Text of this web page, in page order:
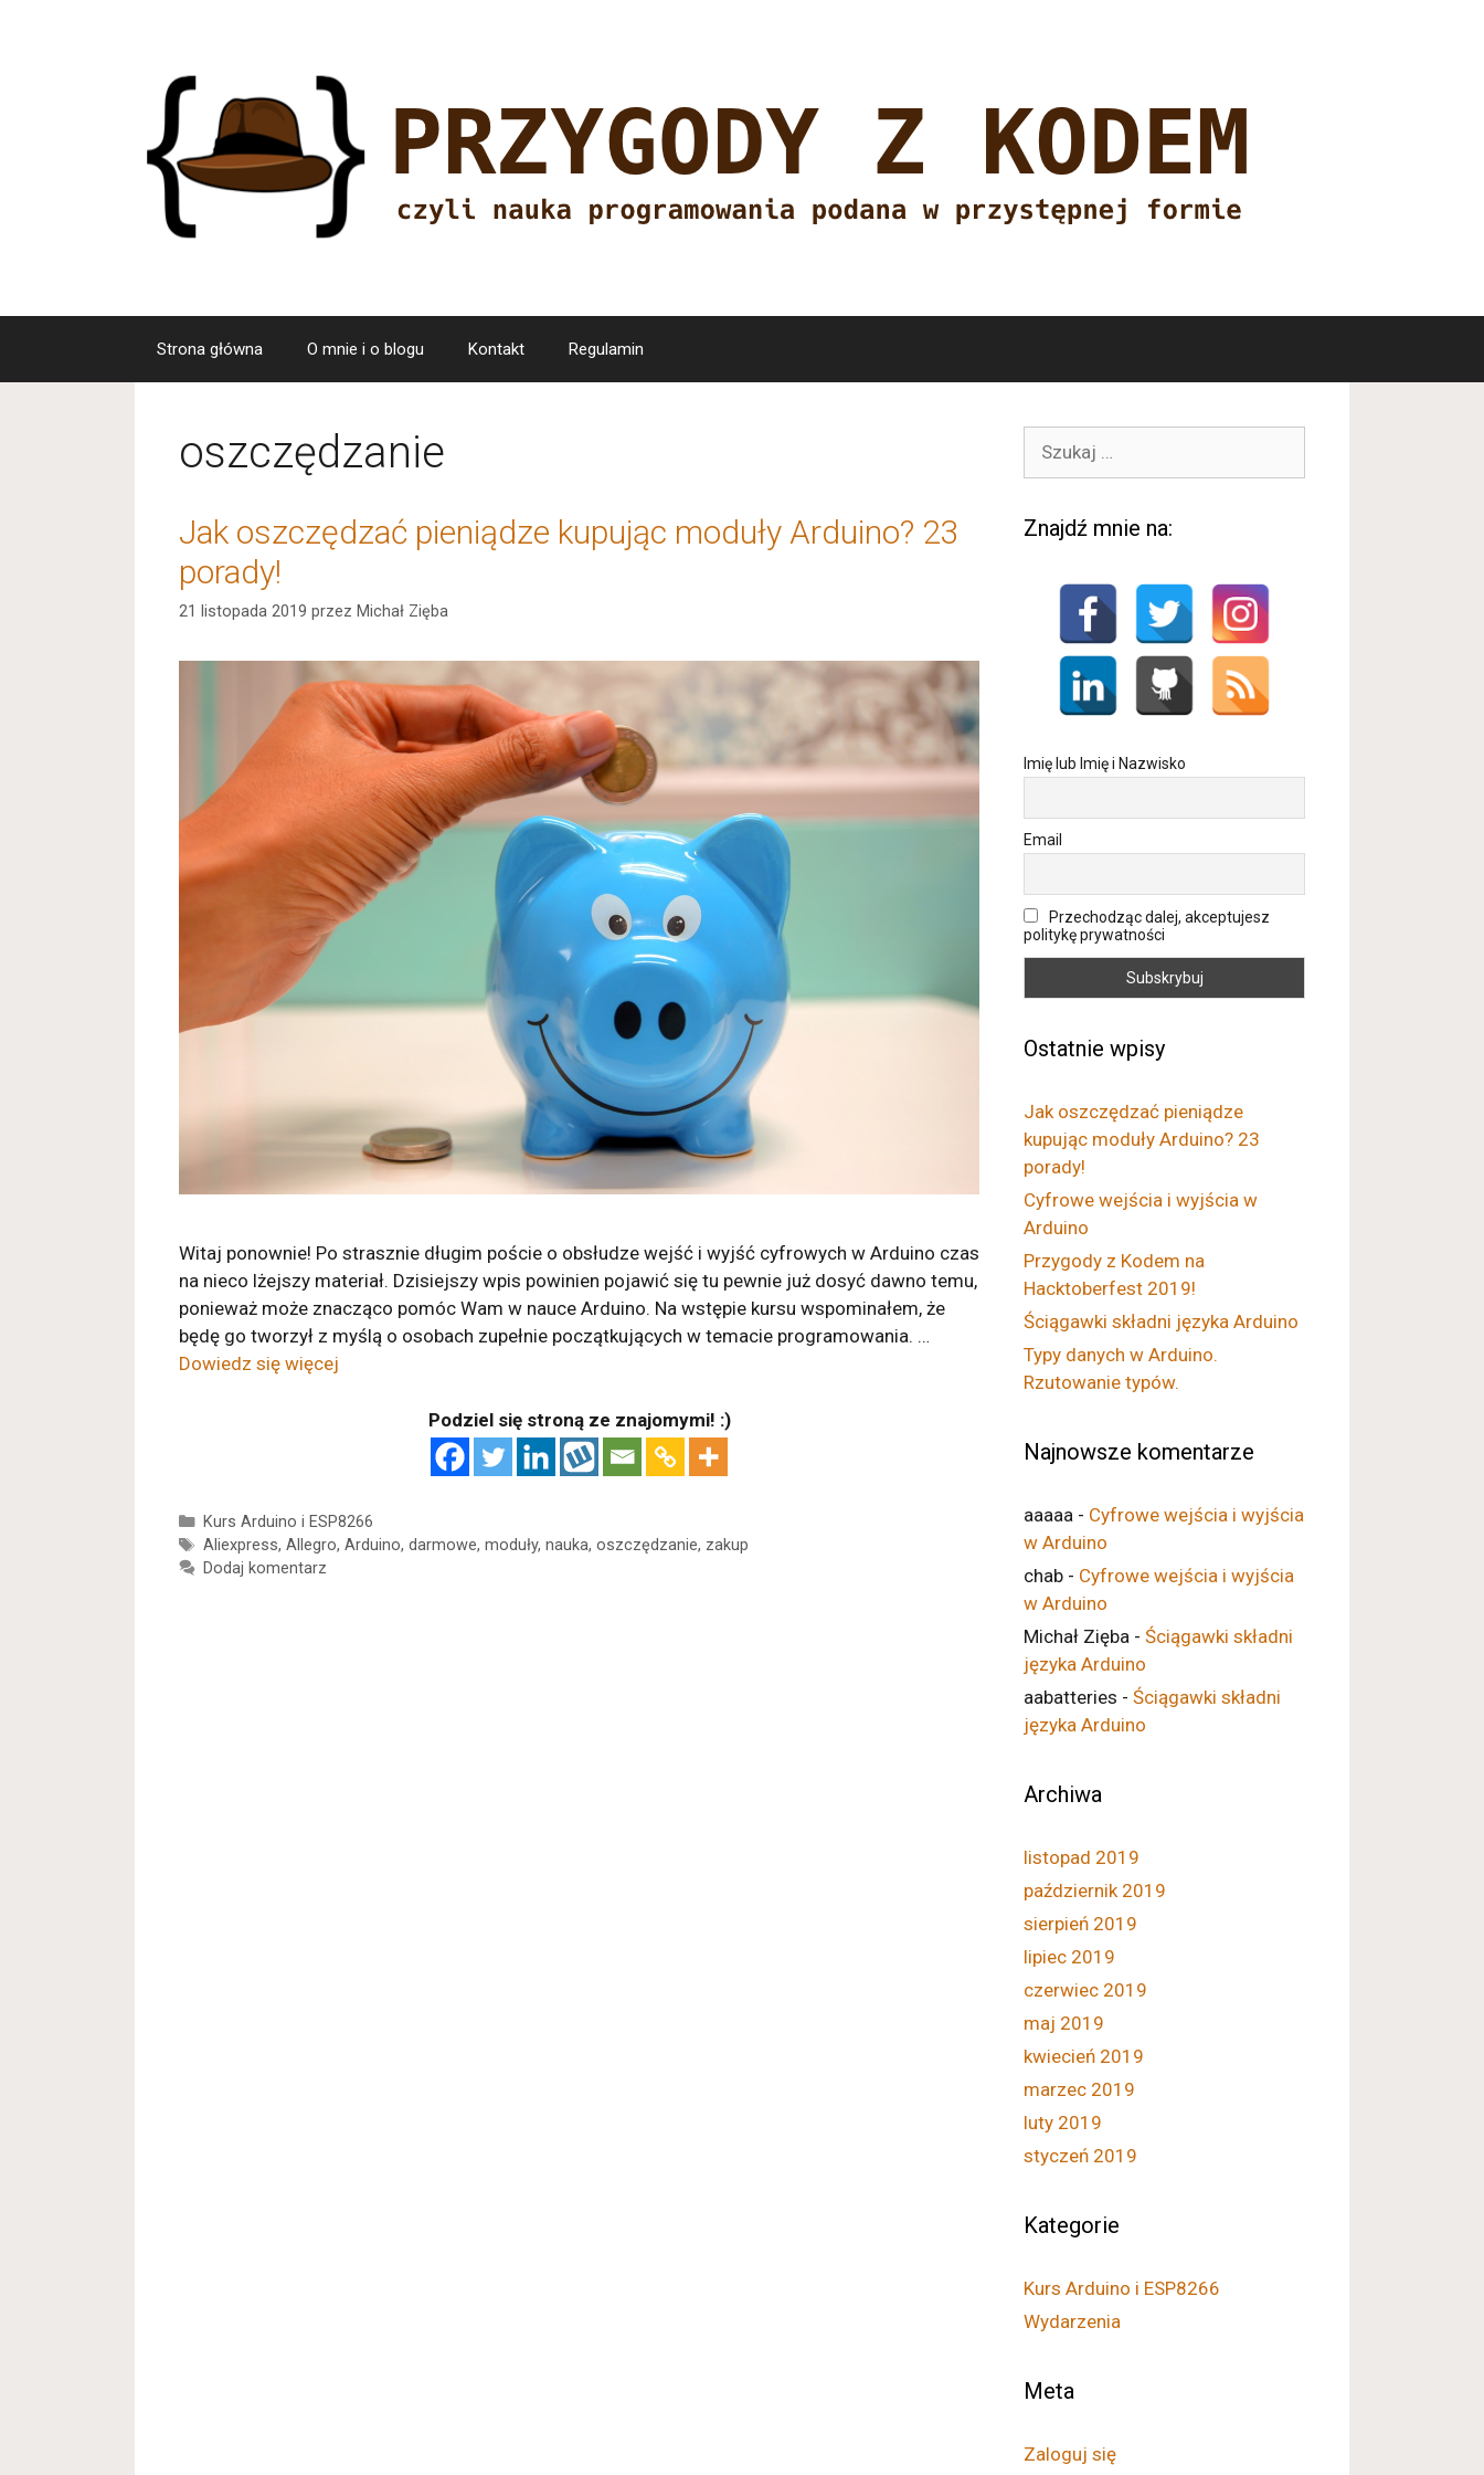
Strona główna O mnie i o blogu Kontakt Regulamin
oszczędzanie
Jak oszczędzać pieniądze kupując moduły Arduino? 23
porady!
21 listopada 2019 przez Michał Zięba
Witaj ponownie! Po strasznie długim poście o obsłudze wejść i wyjść cyfrowych w Arduino czas
na nieco lżejszy materiał. Dzisiejszy wpis powinien pojawić się tu pewnie już dosyć dawno temu,
ponieważ może znacząco pomóc Wam w nauce Arduino. Na wstępie kursu wspominałem, że
będę go tworzył z myślą o osobach zupełnie początkujących w temacie programowania. …
Dowiedz się więcej
Podziel się stroną ze znajomymi! :)
Kategorie
Kurs Arduino i ESP8266
Tagi
Aliexpress, Allegro, Arduino, darmowe, moduły, nauka, oszczędzanie, zakup
Dodaj komentarz
Znajdź mnie na:
Imię lub Imię i Nazwisko
Email
Przechodząc dalej, akceptujesz
politykę prywatności
Ostatnie wpisy
Jak oszczędzać pieniądze
kupując moduły Arduino? 23
porady!
Cyfrowe wejścia i wyjścia w
Arduino
Przygody z Kodem na
Hacktoberfest 2019!
Ściągawki składni języka Arduino
Typy danych w Arduino.
Rzutowanie typów.
Najnowsze komentarze
aaaaa - Cyfrowe wejścia i wyjścia
w Arduino
chab - Cyfrowe wejścia i wyjścia
w Arduino
Michał Zięba - Ściągawki składni
języka Arduino
aabatteries - Ściągawki składni
języka Arduino
Archiwa
listopad 2019
październik 2019
sierpień 2019
lipiec 2019
czerwiec 2019
maj 2019
kwiecień 2019
marzec 2019
luty 2019
styczeń 2019
Kategorie
Kurs Arduino i ESP8266
Wydarzenia
Meta
Zaloguj się